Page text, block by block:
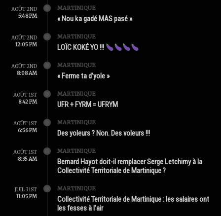
AOÛT 2ND
5:48 PM
MARTINIQUE
« Nou ka gadé MAS pasé »
AOÛT 2ND
12:05 PM
MARTINIQUE
LOÏC KOKÉ YO !!!
AOÛT 2ND
8:08 AM
MARTINIQUE
« Ferme ta d’yole »
AOÛT 1ST
8:42 PM
MARTINIQUE
UFR + FYRM = UFRYM
AOÛT 1ST
6:56 PM
MARTINIQUE
Des yoleurs ? Non. Des voleurs !!!
AOÛT 1ST
8:35 AM
MARTINIQUE
Bernard Hayot doit-il remplacer Serge Letchimy à la
Collectivité Territoriale de Martinique ?
JUIL 31ST
11:05 PM
MARTINIQUE
Collectivité Territoriale de Martinique : les salaires ont
les fesses à l’air